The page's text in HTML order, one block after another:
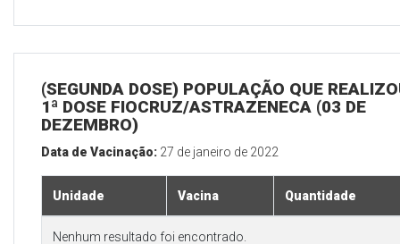
(SEGUNDA DOSE) POPULAÇÃO QUE
1ª DOSE FIOCRUZ/ASTRAZENECA (03 DE
DEZEMBRO)
Data de Vacinação: 27 de janeiro de 2022
Unidade Vacina Quantidade
Nenhum resultado foi encontrado.